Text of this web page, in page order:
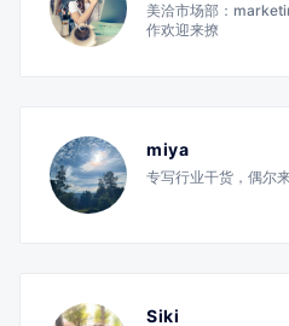
美洽市场部：
作欢迎来撩
miya
专写行业干货，偶尔
Siki